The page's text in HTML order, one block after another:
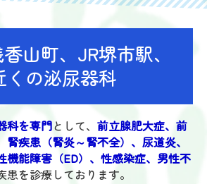
山町、JR堺市駅、
くの泌尿器科
科を専門として、 前立腺肥大症、前
疾患（腎炎～腎不全）、尿道炎、
機能障害（ED）、性感染症、男性不
患を診療しております。